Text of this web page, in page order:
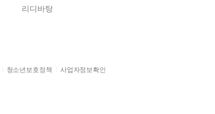
리디바탕
청소년보호정책 사업자정보확인